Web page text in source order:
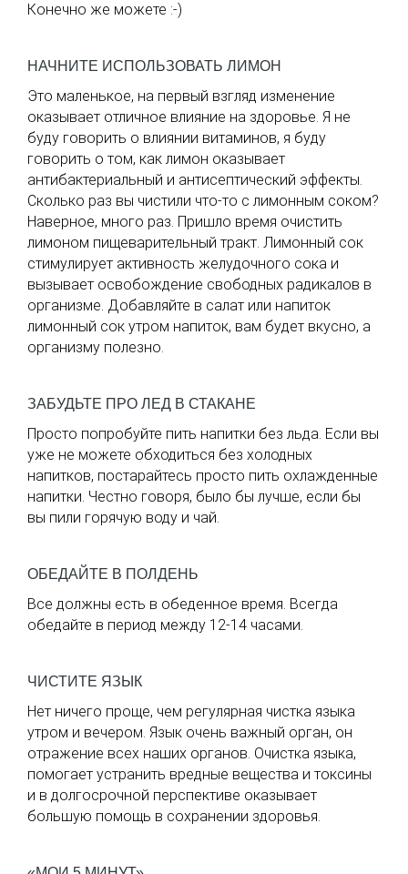
Конечно же можете :-)
НАЧНИТЕ ИСПОЛЬЗОВАТЬ ЛИМОН
Это маленькое, на первый взгляд изменение
оказывает отличное влияние на здоровье. Я не
буду говорить о влиянии витаминов, я буду
говорить о том, как лимон оказывает
антибактериальный и антисептический эффекты.
Сколько раз вы чистили что-то с лимонным соком?
Наверное, много раз. Пришло время очистить
лимоном пищеварительный тракт. Лимонный сок
стимулирует активность желудочного сока и
вызывает освобождение свободных радикалов в
организме. Добавляйте в салат или напиток
лимонный сок утром напиток, вам будет вкусно, а
организму полезно.
ЗАБУДЬТЕ ПРО ЛЕД В СТАКАНЕ
Просто попробуйте пить напитки без льда. Если вы
уже не можете обходиться без холодных
напитков, постарайтесь просто пить охлажденные
напитки. Честно говоря, было бы лучше, если бы
вы пили горячую воду и чай.
ОБЕДАЙТЕ В ПОЛДЕНЬ
Все должны есть в обеденное время. Всегда
обедайте в период между 12-14 часами.
ЧИСТИТЕ ЯЗЫК
Нет ничего проще, чем регулярная чистка языка
утром и вечером. Язык очень важный орган, он
отражение всех наших органов. Очистка языка,
помогает устранить вредные вещества и токсины
и в долгосрочной перспективе оказывает
большую помощь в сохранении здоровья.